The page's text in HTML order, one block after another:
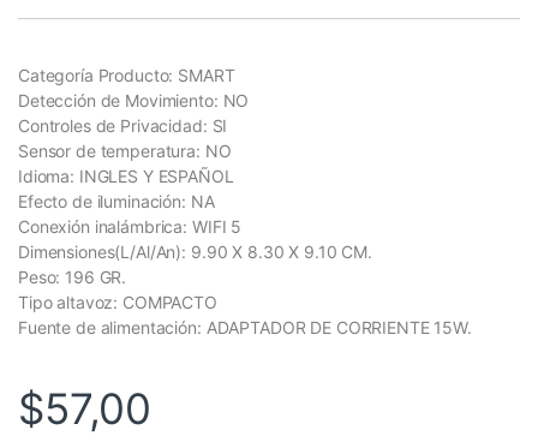
Categoría Producto: SMART
Detección de Movimiento: NO
Controles de Privacidad: SI
Sensor de temperatura: NO
Idioma: INGLES Y ESPAÑOL
Efecto de iluminación: NA
Conexión inalámbrica: WIFI 5
Dimensiones(L/Al/An): 9.90 X 8.30 X 9.10 CM.
Peso: 196 GR.
Tipo altavoz: COMPACTO
Fuente de alimentación: ADAPTADOR DE CORRIENTE 15W.
$57,00